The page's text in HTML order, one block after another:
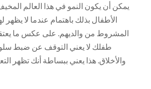
يمكن أن يكون النمو في هذا العالم
الأطفال بذلك باهتمام عندما لا يظهر
المشروط من والديهم. على عكس ما
طفلك لا يعني التوقف عن ضبط
والأخلاق. هذا يعني ببساطة أنك تظهر